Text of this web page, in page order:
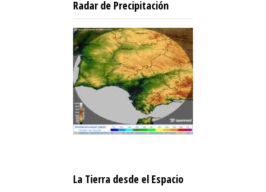
Radar de Precipitación
La Tierra desde el Espacio